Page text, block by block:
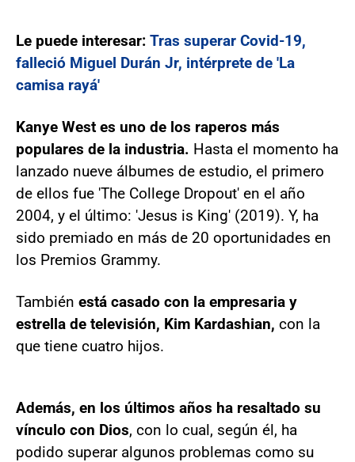
Le puede interesar: Tras superar Covid-19,
falleció Miguel Durán Jr, intérprete de 'La
camisa rayá'
Kanye West es uno de los raperos más
populares de la industria. Hasta el momento ha
lanzado nueve álbumes de estudio, el primero
de ellos fue 'The College Dropout' en el año
2004, y el último: 'Jesus is King' (2019). Y, ha
sido premiado en más de 20 oportunidades en
los Premios Grammy.
También está casado con la empresaria y
estrella de televisión, Kim Kardashian, con la
que tiene cuatro hijos.
Además, en los últimos años ha resaltado su
vínculo con Dios, con lo cual, según él, ha
podido superar algunos problemas como su